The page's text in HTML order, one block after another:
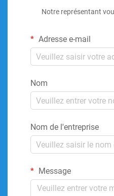
Notre représentant
Adresse e-mail
Nom
Nom de l'entreprise
Message